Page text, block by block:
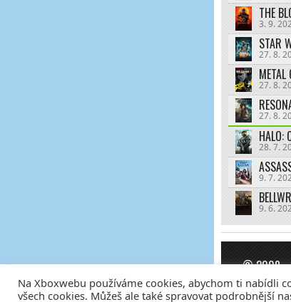
THE
3. 9.
STAR
27. 8.
27. 8.
27. 8.
HALO:
28. 7.
9. 7.
9. 6.
© 2008 -
Tvorba
Na Xboxwebu používáme cookies, abychom ti nabídli
všech cookies. Můžeš ale také spravovat podrobnější